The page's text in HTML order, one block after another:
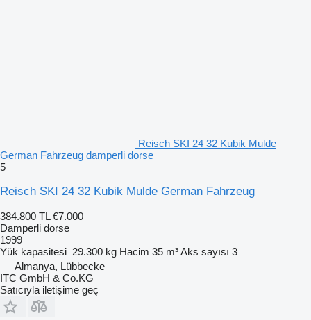
Reisch SKI 24 32 Kubik Mulde
German Fahrzeug damperli dorse
5
Reisch SKI 24 32 Kubik Mulde German Fahrzeug
384.800 TL €7.000
Damperli dorse
1999
Yük kapasitesi 29.300 kg Hacim 35 m³Aks sayısı 3
Almanya, Lübbecke
ITC GmbH & Co.KG
Satıcıyla iletişime geç